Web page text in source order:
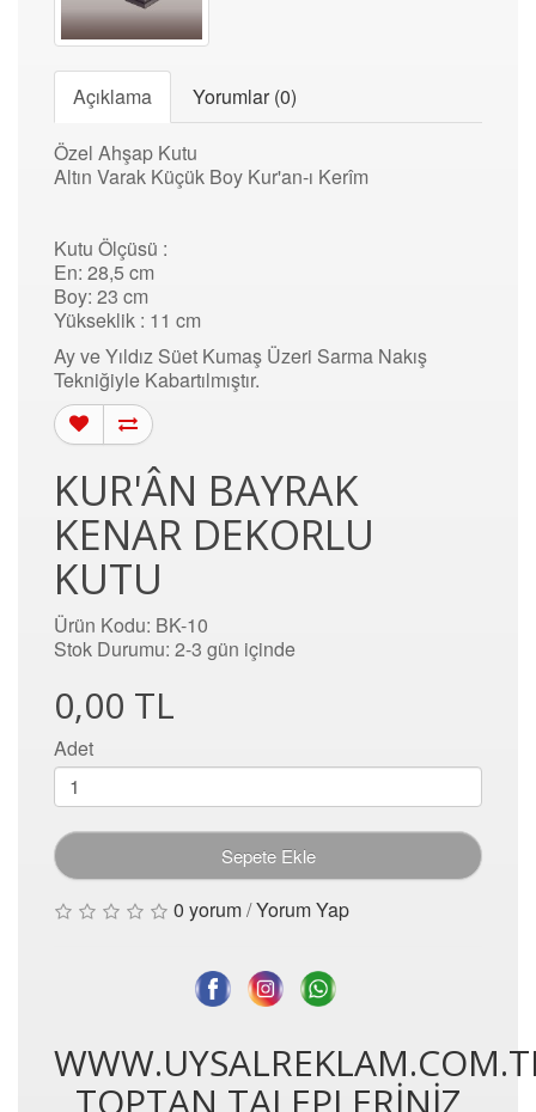
Açıklama Yorumlar (0)
Özel Ahşap Kutu
Altın Varak Küçük Boy Kur'an-ı Kerîm
Kutu Ölçüsü :
En: 28,5 cm
Boy: 23 cm
Yükseklik : 11 cm
Ay ve Yıldız Süet Kumaş Üzeri Sarma Nakış
Tekniğiyle Kabartılmıştır.
KUR'ÂN BAYRAK
KENAR DEKORLU
KUTU
Ürün Kodu: BK-10
Stok Durumu: 2-3 gün içinde
0,00 TL
Adet
Sepete Ekle
0 yorum/Yorum Yap
TOPTAN TALEPLERİNİZ